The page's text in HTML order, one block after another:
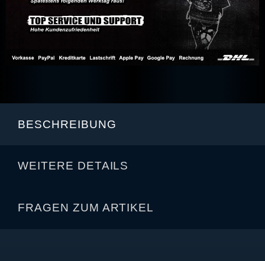
BESCHREIBUNG
WEITERE DETAILS
FRAGEN ZUM ARTIKEL